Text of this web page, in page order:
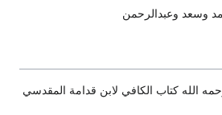
وسعد وعبدالرحمن
الله كتاب الكافي لابن قدامة المقدسي